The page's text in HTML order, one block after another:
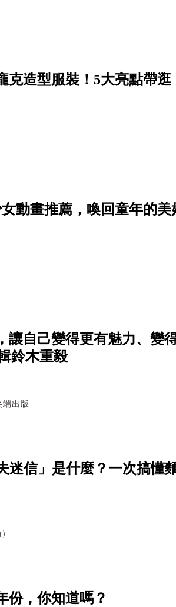
克造型服裝！5大亮點帶
動畫推薦，喚回童年的美
讓自己變得更有魅力、
鈴木重毅
端出版
迷信」是什麼？一次搞懂
份，你知道嗎？